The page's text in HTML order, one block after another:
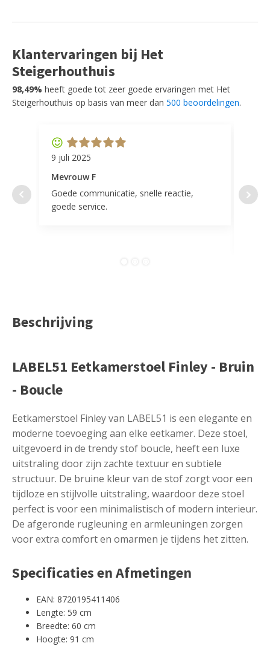
Klantervaringen bij Het
Steigerhouthuis
98,49% heeft goede tot zeer goede ervaringen met Het
Steigerhouthuis op basis van meer dan 500 beoordelingen.
9 juli 2025
Mevrouw F
Goede communicatie, snelle reactie,
goede service.
door
Beschrijving
LABEL51 Eetkamerstoel Finley - Bruin
- Boucle
Eetkamerstoel Finley van LABEL51 is een elegante en
moderne toevoeging aan elke eetkamer. Deze stoel,
uitgevoerd in de trendy stof boucle, heeft een luxe
uitstraling door zijn zachte textuur en subtiele
structuur. De bruine kleur van de stof zorgt voor een
tijdloze en stijlvolle uitstraling, waardoor deze stoel
perfect is voor een minimalistisch of modern interieur.
De afgeronde rugleuning en armleuningen zorgen
voor extra comfort en omarmen je tijdens het zitten.
Specificaties en Afmetingen
EAN: 8720195411406
Lengte: 59 cm
Breedte: 60 cm
Hoogte: 91 cm